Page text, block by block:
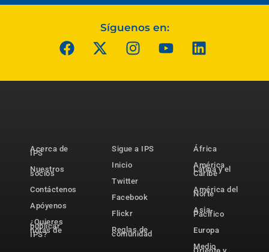
Síguenos en:
Acerca de
IPS
Nuestros
socios
Contáctenos
Apóyenos
¿Quieres
publicar
notas de
IPS?
Sigue a IPS
Inicio
Twitter
Facebook
Flickr
Reglas de
comunidad
África
América
Latina y el
Caribe
América del
Norte
Asia-
Pacífico
Europa
Medio